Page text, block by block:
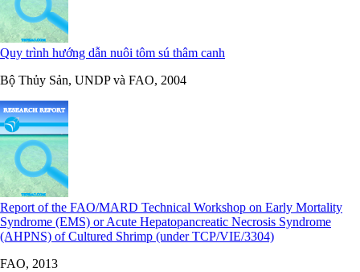
Quy trình hướng dẫn nuôi tôm sú thâm canh
Bộ Thủy Sản, UNDP và FAO, 2004
Report of the FAO/MARD Technical Workshop on Early Mortality
Syndrome (EMS) or Acute Hepatopancreatic Necrosis Syndrome
(AHPNS) of Cultured Shrimp (under TCP/VIE/3304)
FAO, 2013